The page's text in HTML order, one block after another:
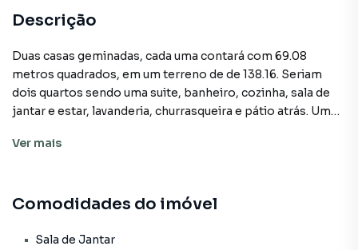
Descrição
Duas casas geminadas, cada uma contará com 69.08
metros quadrados, em um terreno de de 138.16. Seriam
dois quartos sendo uma suite, banheiro, cozinha, sala de
jantar e estar, lavanderia, churrasqueira e pátio atrás. Um
piso porcelanato. Uma ótima localização, em uma região
Casa para Venda em região valorizada do bairro
Ver mais
Comodidades do imóvel
Sala de Jantar